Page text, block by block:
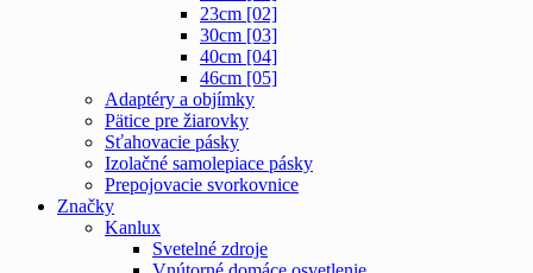
23cm [02]
30cm [03]
40cm [04]
46cm [05]
Adaptéry a objímky
Pätice pre žiarovky
Sťahovacie pásky
Izolačné samolepiace pásky
Prepojovacie svorkovnice
Značky
Kanlux
Svetelné zdroje